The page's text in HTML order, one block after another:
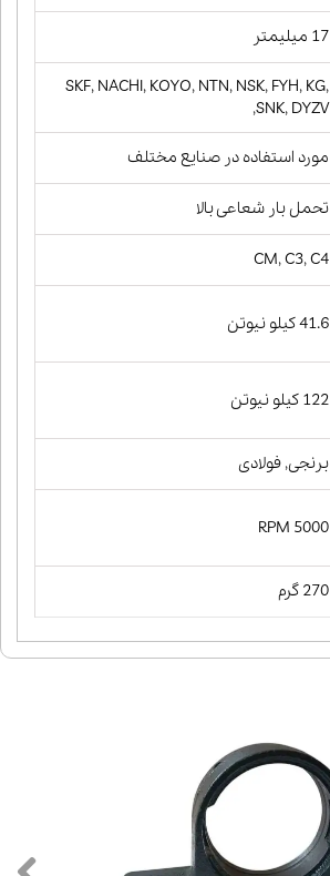
17 میلیمتر
SKF, NACHI, KOYO, NTN, NSK, FYH, KG,
SNK, DYZV,
مورد استفاده در صنایع مختلف
تحمل بار شعاعی بالا
CM, C3, C4
41.6 کیلو نیوتن
122 کیلو نیوتن
برنجی, فولادی
5000 RPM
270 گرم